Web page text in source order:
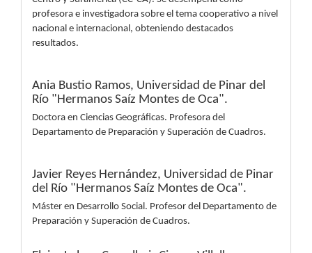
profesora e investigadora sobre el tema cooperativo a nivel
nacional e internacional, obteniendo destacados
resultados.
Ania Bustio Ramos, Universidad de Pinar del
Río "Hermanos Saíz Montes de Oca".
Doctora en Ciencias Geográficas. Profesora del
Departamento de Preparación y Superación de Cuadros.
Javier Reyes Hernández, Universidad de Pinar
del Río "Hermanos Saíz Montes de Oca".
Máster en Desarrollo Social. Profesor del Departamento de
Preparación y Superación de Cuadros.